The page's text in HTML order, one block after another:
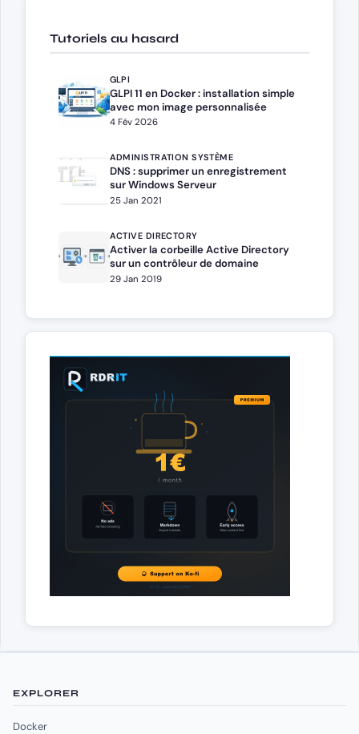
Tutoriels au hasard
GLPI
GLPI 11 en Docker : installation simple
avec mon image personnalisée
4 Fév 2026
ADMINISTRATION SYSTÈME
DNS : supprimer un enregistrement
sur Windows Serveur
25 Jan 2021
ACTIVE DIRECTORY
Activer la corbeille Active Directory
sur un contrôleur de domaine
29 Jan 2019
EXPLORER
Docker